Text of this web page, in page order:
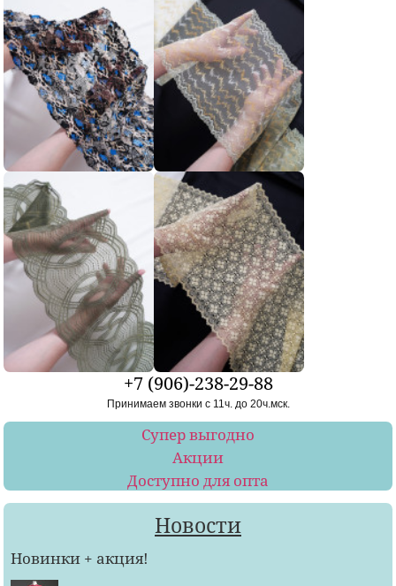
+7 (906)-238-29-88
Принимаем звонки с 11ч. до 20ч.мск.
Супер выгодно
Акции
Доступно для опта
Новости
Новинки + акция!